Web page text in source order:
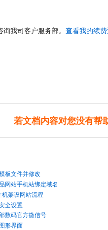
我司客户服务部。 查看我的续
若文档内容对您没有帮
板文件并修改
网站手机站绑定域名
架设网站流程
全设置
数码官方微信号
形界面